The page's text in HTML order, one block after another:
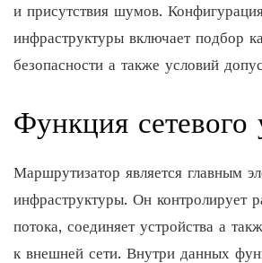
и присутствия шумов.
инфраструктуры включает подбор
безопасности а также условий
Функция сетевого
Маршрутизатор является главным
инфраструктуры. Он контролирует
потока, соединяет устройства а
к внешней сети. Внутри данных